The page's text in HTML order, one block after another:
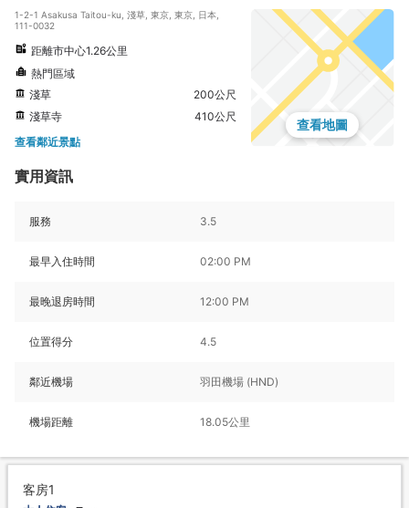
1-2-1 Asakusa Taitou-ku, 淺草, 東京, 東京, 日本,
111-0032
距離市中心1.26公里
熱門區域
淺草
200公尺
淺草寺
410公尺
查看鄰近景點
查看地圖
實用資訊
服務 3.5
最早入住時間 02:00 PM
最晚退房時間 12:00 PM
位置得分 4.5
鄰近機場 羽田機場 (HND)
機場距離 18.05公里
客房1